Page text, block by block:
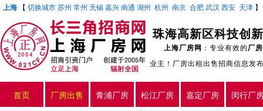
上海 【 切换城市 苏州 常州 无锡 嘉兴 南通 湖州 杭州 南京 合肥 武汉 西安 天津 】
上海厂房网 ：专业有效的厂
业主！厂房出租出售招商信息发
首页 厂房出售 青浦厂房 松江厂房 嘉定厂房 闵行厂